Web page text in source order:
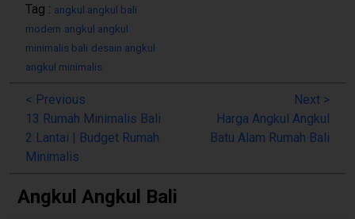
Tag : angkul angkul bali
modern angkul angkul
minimalis bali desain angkul
angkul minimalis
< Previous
13 Rumah Minimalis Bali
2 Lantai | Budget Rumah
Minimalis
Next >
Harga Angkul Angkul
Batu Alam Rumah Bali
Angkul Angkul Bali